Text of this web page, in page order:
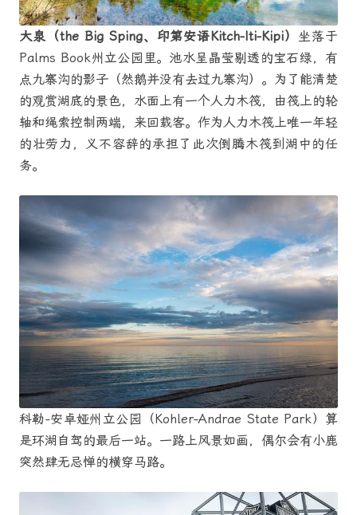
大泉（the Big Sping、印第安语Kitch-Iti-Kipi） 坐落于
Palms Book州立公园里。池水呈晶莹剔透的宝石绿，有
点九寨沟的影子（然鹅并没有去过九寨沟）。为了能清楚
的观赏湖底的景色，水面上有一个人力木筏，由筏上的轮
轴和绳索控制两端，来回载客。作为人力木筏上唯一年轻
的壮劳力，义不容辞的承担了此次倒腾木筏到湖中的任
务。
科勒-安卓娅州立公园（Kohler-Andrae State Park）算
是环湖自驾的最后一站。一路上风景如画，偶尔会有小鹿
突然肆无忌惮的横穿马路。